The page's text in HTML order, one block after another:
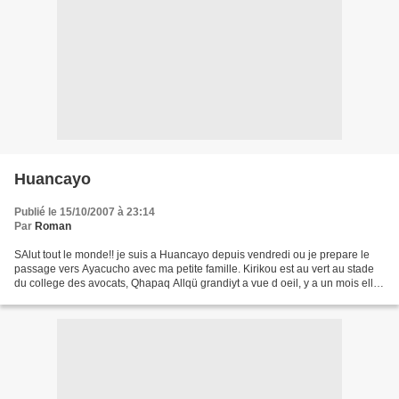
Huancayo
Publié le 15/10/2007 à 23:14
Par Roman
SAlut tout le monde!! je suis a Huancayo depuis vendredi ou je prepare le
passage vers Ayacucho avec ma petite famille. Kirikou est au vert au stade
du college des avocats, Qhapaq Allqü grandiyt a vue d oeil, y a un mois elle